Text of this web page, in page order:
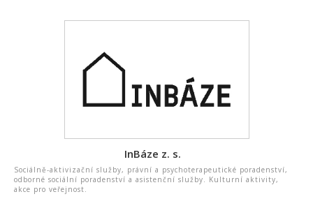
InBáze z. s.
Sociálně-aktivizační služby, právní a psychoterapeutické poradenství,
odborné sociální poradenství a asistenční služby. Kulturní aktivity,
akce pro veřejnost.